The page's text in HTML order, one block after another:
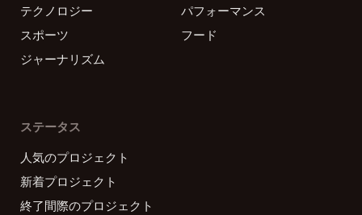
テクノロジー
パフォーマンス
スポーツ
フード
ジャーナリズム
ステータス
人気のプロジェクト
新着プロジェクト
終了間際のプロジェクト